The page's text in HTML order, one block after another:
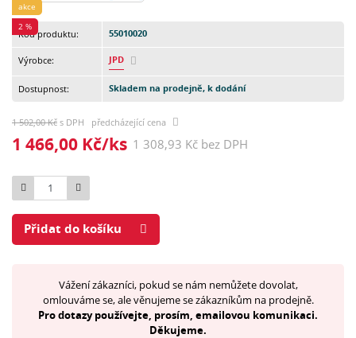
akce
2 %
Kód produktu: 55010020
Výrobce: JPD
Dostupnost: Skladem na prodejně, k dodání
1 502,00 Kč s DPH předcházející cena
1 466,00 Kč/ks 1 308,93 Kč bez DPH
Počet
Přidat do košíku
Vážení zákazníci, pokud se nám nemůžete dovolat,
omlouváme se, ale věnujeme se zákazníkům na prodejně.
Pro dotazy používejte, prosím, emailovou komunikaci.
Děkujeme.